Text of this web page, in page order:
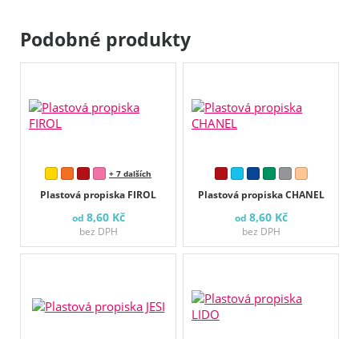
Podobné produkty
Plastová propiska FIROL
+ 7 dalších
od 8,60 Kč
bez DPH
Plastová propiska CHANEL
od 8,60 Kč
bez DPH